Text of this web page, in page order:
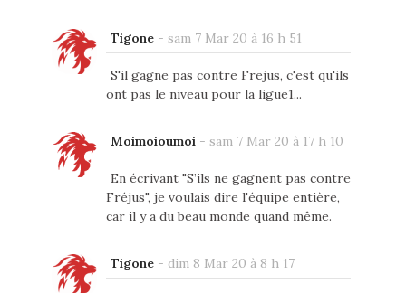
Tigone- sam 7 Mar 20 à 16 h 51
S'il gagne pas contre Frejus, c'est qu'ils
ont pas le niveau pour la ligue1...
Moimoioumoi - sam 7 Mar 20 à 17 h 10
En écrivant "S’ils ne gagnent pas contre
Fréjus", je voulais dire l'équipe entière,
car il y a du beau monde quand même.
Tigone- dim 8 Mar 20 à 8 h 17